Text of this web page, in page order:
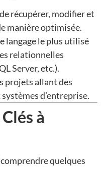
récupérer, modifier et
manière optimisée.
langage le plus utilisé
relationnelles
Server, etc.).
projets allant des
d’entreprise.
à
quelques